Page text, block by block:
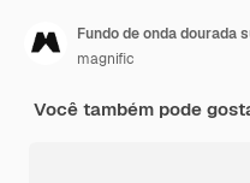
Fundo de onda dourada
magnific
Você também pode